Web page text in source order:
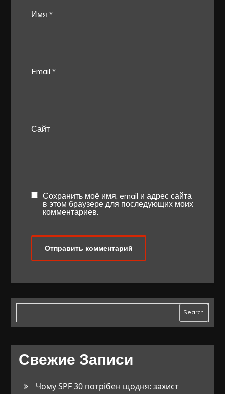
Имя*
Email*
Сайт
Сохранить моё имя, email и адрес сайта
в этом браузере для последующих моих
комментариев.
Search
Свежие Записи
Чому SPF 30 потрібен щодня: захист